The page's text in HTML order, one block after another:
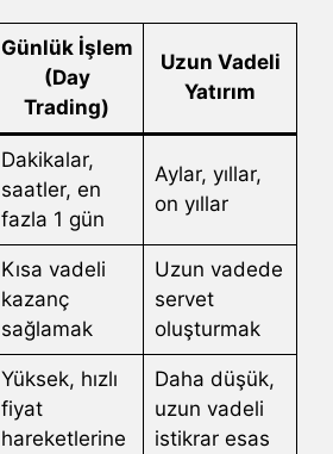
Günlük İşlem
(Day
Trading)
Uzun Vadeli
Yatırım
Dakikalar,
saatler, en
fazla 1 gün
Aylar, yıllar,
on yıllar
Kısa vadeli
kazanç
sağlamak
Uzun vadede
servet
oluşturmak
Yüksek, hızlı
fiyat
hareketlerine
Daha düşük,
uzun vadeli
istikrar esas